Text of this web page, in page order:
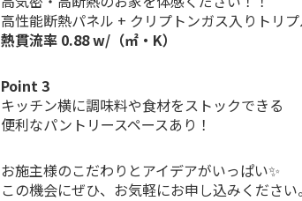
高性能断熱パネル + クリプトンガス入りトリ
熱貫流率 0.88w/（㎡・K）
Point 3
キッチン横に調味料や食材をストックできる
便利なパントリースペースあり！
お施主様のこだわりとアイデアがいっぱい✨
この機会にぜひ、お気軽にお申し込みください。